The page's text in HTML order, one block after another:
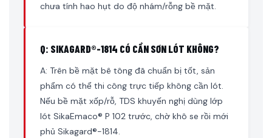
chưa tính hao hụt do độ nhám/rỗng bề mặt.
Q: SIKAGARD®-1814 CÓ CẦN SƠN LÓT KHÔNG?
A: Trên bề mặt bê tông đã chuẩn bị tốt, sản
phẩm có thể thi công trực tiếp không cần lót.
Nếu bề mặt xốp/rỗ, TDS khuyến nghị dùng lớp
lót SikaEmaco® P 102 trước, chờ khô se rồi mới
phủ Sikagard®-1814.